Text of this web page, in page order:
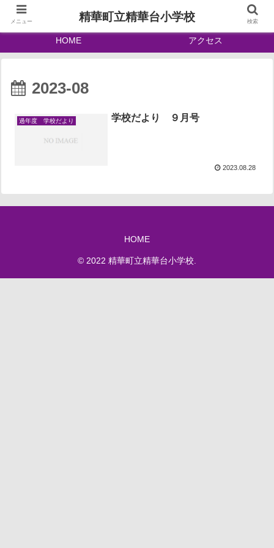
HOME アクセス
2023-08
過年度 学校だより 学校だより ９月号
2023.08.28
HOME
© 2022 精華町立精華台小学校.
メニュー 精華町立精華台小学校 検索